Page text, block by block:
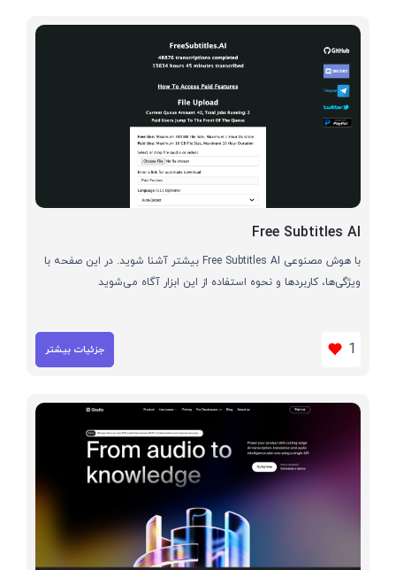
Free Subtitles AI
با هوش مصنوعی Free Subtitles AI بیشتر آشنا شوید. در این صفحه با
ویژگی‌ها، کاربردها و نحوه استفاده از این ابزار آگاه می‌شوید
1 جزئیات بیشتر